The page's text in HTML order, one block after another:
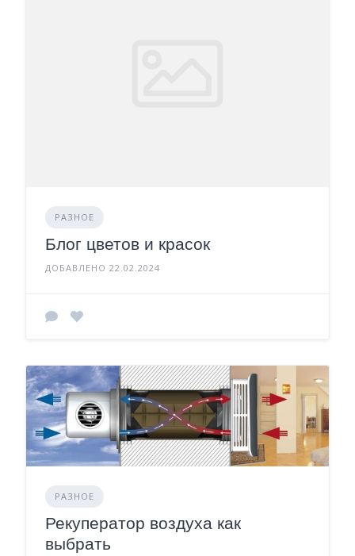
РАЗНОЕ
Блог цветов и красок
ДОБАВЛЕНО 22.02.2024
РАЗНОЕ
Рекуператор воздуха как
выбрать